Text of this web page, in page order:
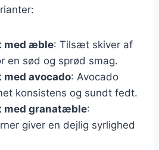
med æble: Tilsæt skiver af
en sød og sprød smag.
med avocado: Avocado
konsistens og sundt fedt.
med granatæble:
giver en dejlig syrlighed